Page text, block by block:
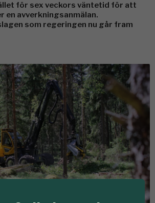
för sex veckors väntetid för att
en avverkningsanmälan.
som regeringen nu går fram